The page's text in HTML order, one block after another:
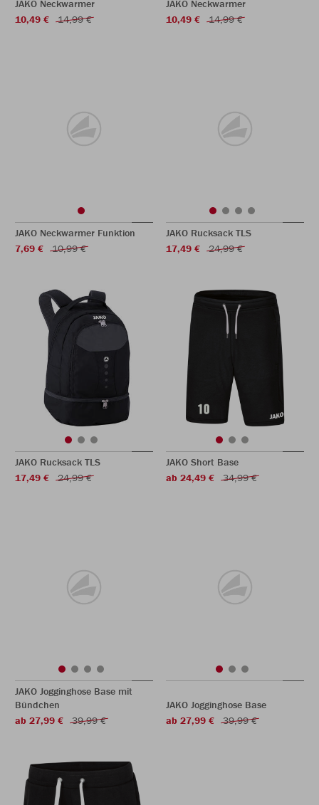
JAKO Neckwarmer
10,49 €
14,99 €
JAKO Neckwarmer
10,49 €
14,99 €
JAKO Neckwarmer Funktion
7,69 €
10,99 €
JAKO Rucksack TLS
17,49 €
24,99 €
JAKO Rucksack TLS
17,49 €
24,99 €
JAKO Short Base
ab 24,49 €
34,99 €
JAKO Jogginghose Base mit
Bündchen
ab 27,99 €
39,99 €
JAKO Jogginghose Base
ab 27,99 €
39,99 €